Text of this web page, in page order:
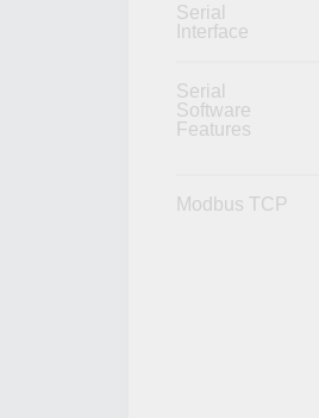
Serial
Interface
Serial
Software
Features
Modbus TCP